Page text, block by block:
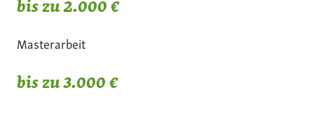
bis zu 2.000 €
Masterarbeit
bis zu 3.000 €